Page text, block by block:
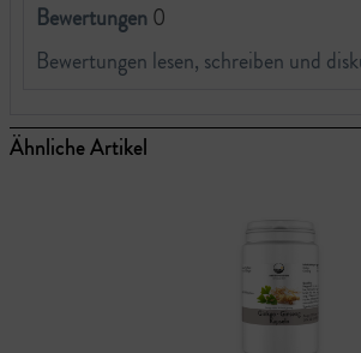
Bewertungen 0
Bewertungen lesen, schreiben und
Ähnliche Artikel